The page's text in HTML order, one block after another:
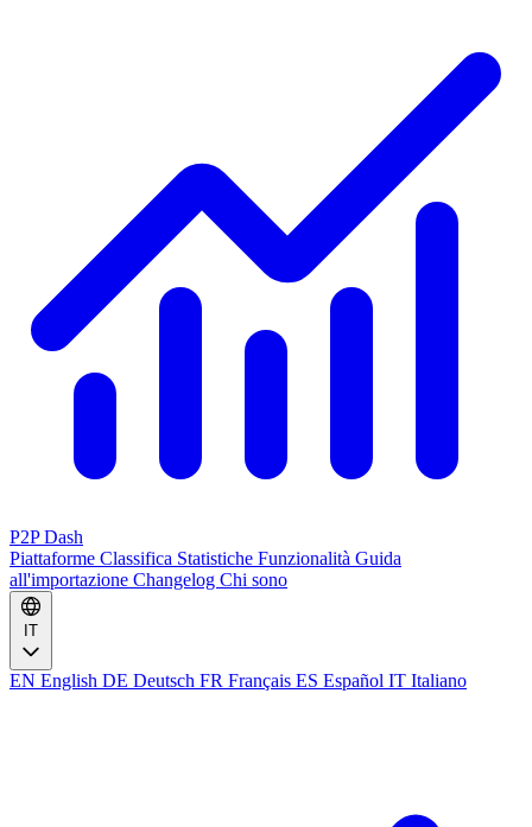
P2P Dash
Piattaforme Classifica Statistiche Funzionalità Guida
all'importazione Changelog Chi sono
IT
EN English DE Deutsch FR Français ES Español IT Italiano